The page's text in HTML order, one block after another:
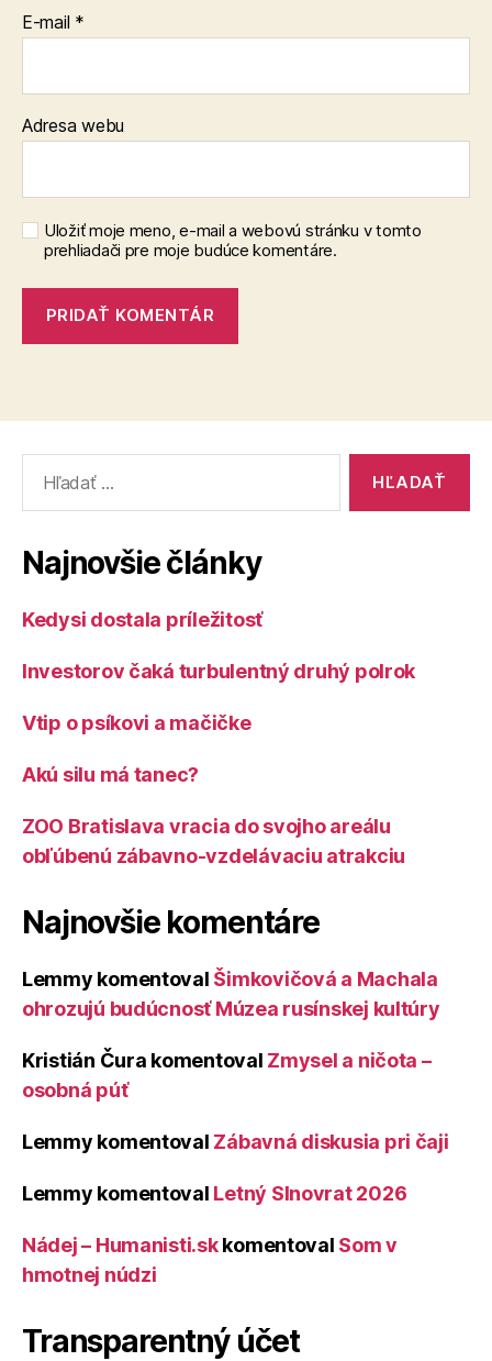
E-mail *
Adresa webu
Uložiť moje meno, e-mail a webovú stránku v tomto
prehliadači pre moje budúce komentáre.
Najnovšie články
Kedysi dostala príležitosť
Investorov čaká turbulentný druhý polrok
Vtip o psíkovi a mačičke
Akú silu má tanec?
ZOO Bratislava vracia do svojho areálu
obľúbenú zábavno-vzdelávaciu atrakciu
Najnovšie komentáre
Lemmy komentoval Šimkovičová a Machala
ohrozujú budúcnosť Múzea rusínskej kultúry
Kristián Čura komentoval Zmysel a ničota –
osobná púť
Lemmy komentoval Zábavná diskusia pri čaji
Lemmy komentoval Letný Slnovrat 2026
Nádej – Humanisti.skkomentoval Som v
hmotnej núdzi
Transparentný účet